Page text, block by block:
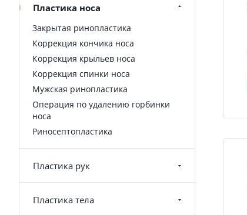
Пластика носа
Закрытая ринопластика
Коррекция кончика носа
Коррекция крыльев носа
Коррекция спинки носа
Мужская ринопластика
Операция по удалению горбинки
носа
Риносептопластика
Пластика рук
Пластика тела